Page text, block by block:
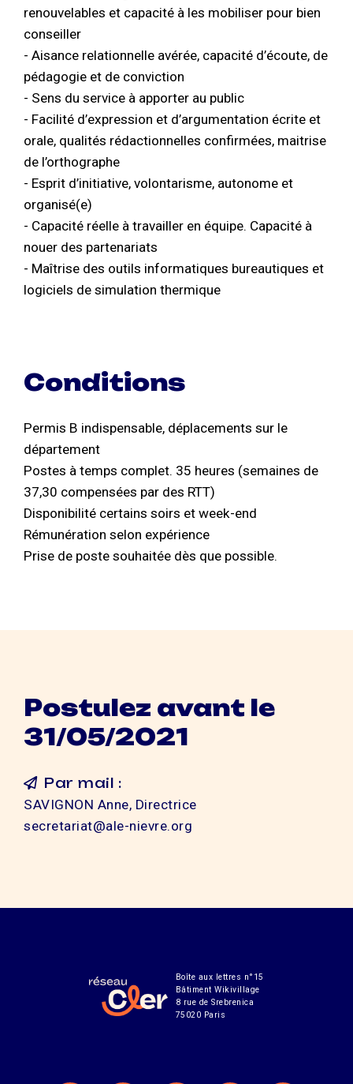
renouvelables et capacité à les mobiliser pour bien
conseiller
- Aisance relationnelle avérée, capacité d’écoute, de
pédagogie et de conviction
- Sens du service à apporter au public
- Facilité d’expression et d’argumentation écrite et
orale, qualités rédactionnelles confirmées, maitrise
de l’orthographe
- Esprit d’initiative, volontarisme, autonome et
organisé(e)
- Capacité réelle à travailler en équipe. Capacité à
nouer des partenariats
- Maîtrise des outils informatiques bureautiques et
logiciels de simulation thermique
Conditions
Permis B indispensable, déplacements sur le
département
Postes à temps complet. 35 heures (semaines de
37,30 compensées par des RTT)
Disponibilité certains soirs et week-end
Rémunération selon expérience
Prise de poste souhaitée dès que possible.
Postulez avant le
31/05/2021
Par mail :
SAVIGNON Anne, Directrice
secretariat@ale-nievre.org
Boîte aux lettres n°15
Bâtiment Wikivillage
8 rue de Srebrenica
75020 Paris